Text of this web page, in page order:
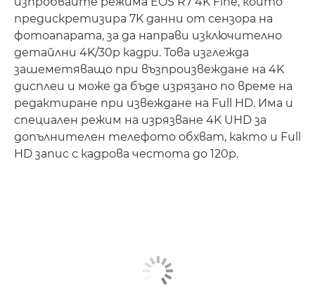
предискретизира 7K данни от сензора на
фотоапарата, за да направи изключително
детайлни 4K/30p кадри. Това изглежда
зашеметяващо при възпроизвеждане на 4K
дисплеи и може да бъде изрязано по време на
редактиране при извеждане на Full HD. Има и
специален режим на изрязване 4K UHD за
допълнителен телефото обхват, както и Full
HD запис с кадрова честота до 120p.